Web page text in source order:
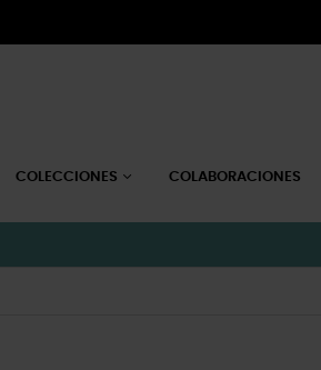
COLECCIONES COLABORACIONES